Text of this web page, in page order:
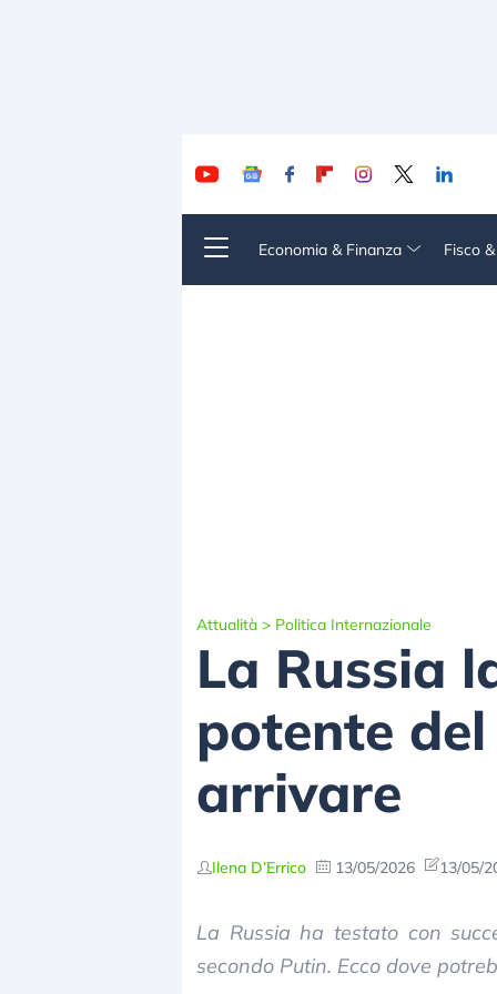
Economia & Finanza Fisco
Attualità > Politica Internazionale
La Russia
potente
arrivare
Ilena D’Errico 13/05/2026 13/05/
La Russia ha testato con
secondo Putin. Ecco dove